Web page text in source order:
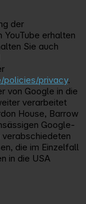
der
YouTube erhalten
Sie auch
policies/privacy.
von Google in die
verarbeitet
House, Barrow
Google-
die im Einzelfall
in die USA